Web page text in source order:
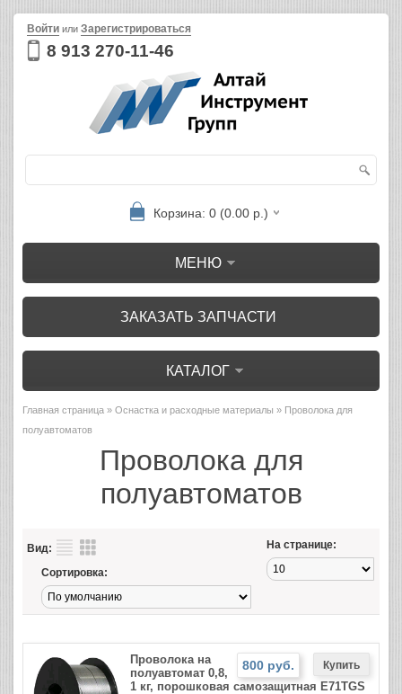
8 913 270-11-46
Войти или Зарегистрироваться
Корзина: 0 (0.00 р.)
МЕНЮ
ЗАКАЗАТЬ ЗАПЧАСТИ
КАТАЛОГ
Главная страница » Оснастка и расходные материалы » Проволока для
полуавтоматов
Проволока для
полуавтоматов
Вид: На странице:
Сортировка:
800 руб.
Проволока на
полуавтомат 0,8,
1 кг, порошковая самозащитная E71TGS